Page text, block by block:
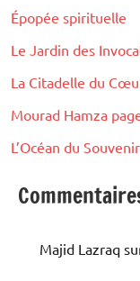
Épopée spirituelle
Le Jardin des
La Citadelle du
Mourad Hamza
L’Océan du
Majid Lazraq